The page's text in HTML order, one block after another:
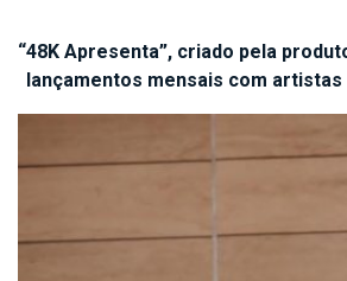
“48K Apresenta”, criado pela
lançamentos mensais com artistas